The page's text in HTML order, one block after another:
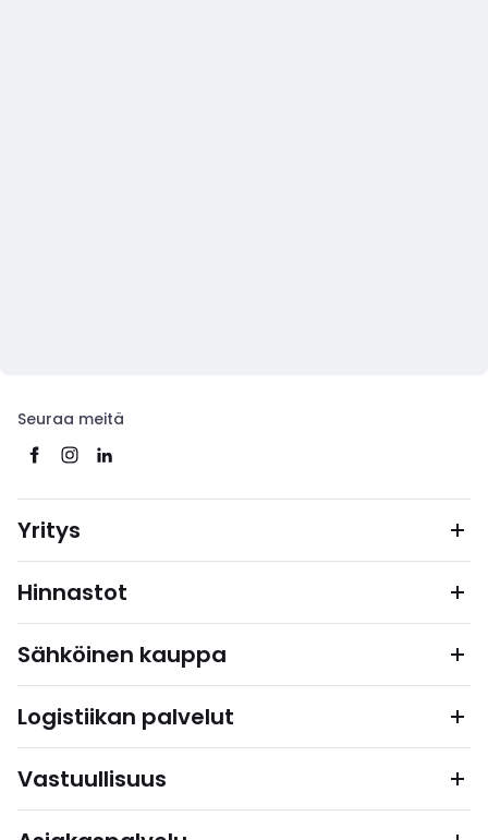
Seuraa meitä
Yritys
Hinnastot
Sähköinen kauppa
Logistiikan palvelut
Vastuullisuus